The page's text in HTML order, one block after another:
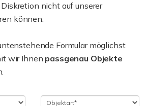
nicht auf unserer
können.
Formular möglichst
wir Ihnen passgenau Objekte